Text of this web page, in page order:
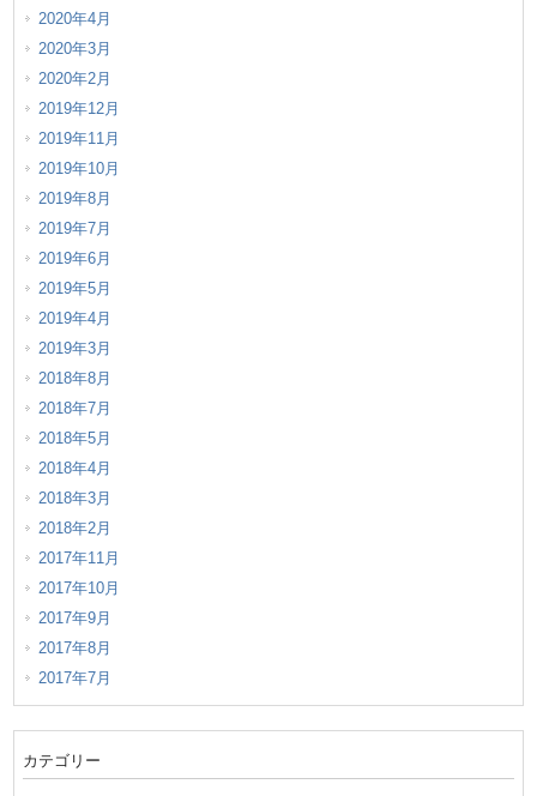
2020年4月
2020年3月
2020年2月
2019年12月
2019年11月
2019年10月
2019年8月
2019年7月
2019年6月
2019年5月
2019年4月
2019年3月
2018年8月
2018年7月
2018年5月
2018年4月
2018年3月
2018年2月
2017年11月
2017年10月
2017年9月
2017年8月
2017年7月
カテゴリー